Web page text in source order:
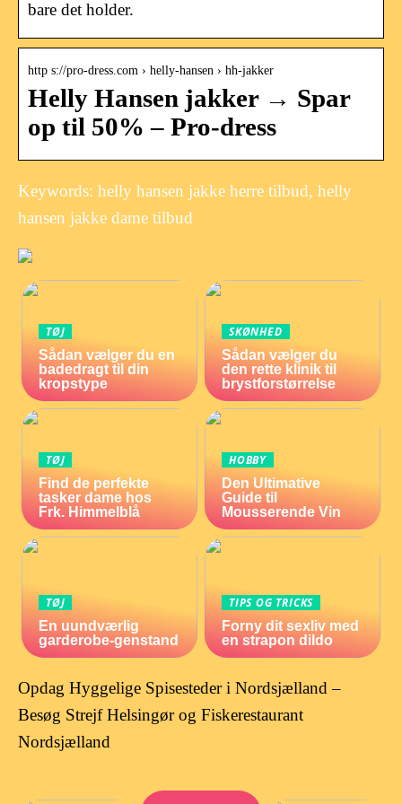
bare det holder.
http s://pro-dress.com › helly-hansen › hh-jakker
Helly Hansen jakker → Spar
op til 50% – Pro-dress
Keywords: helly hansen jakke herre tilbud, helly
hansen jakke dame tilbud
TØJ
Sådan vælger du en
badedragt til din
kropstype
SKØNHED
Sådan vælger du
den rette klinik til
brystforstørrelse
TØJ
Find de perfekte
tasker dame hos
Frk. Himmelblå
HOBBY
Den Ultimative
Guide til
Mousserende Vin
TØJ
En uundværlig
garderobe-genstand
TIPS OG TRICKS
Forny dit sexliv med
en strapon dildo
Opdag Hyggelige Spisesteder i Nordsjælland –
Besøg Strejf Helsingør og Fiskerestaurant
Nordsjælland